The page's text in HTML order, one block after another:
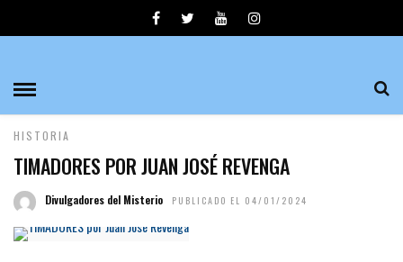
JUAN JOSE REVENGA
HISTORIA
TIMADORES POR JUAN JOSÉ REVENGA
Divulgadores del Misterio PUBLICADO EL 04/01/2024